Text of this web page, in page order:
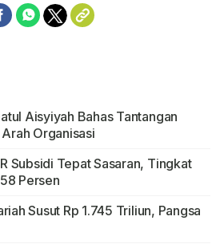
Aisyiyah Bahas Tantangan
Organisasi
Subsidi Tepat Sasaran, Tingkat
Persen
Susut Rp 1.745 Triliun, Pangsa